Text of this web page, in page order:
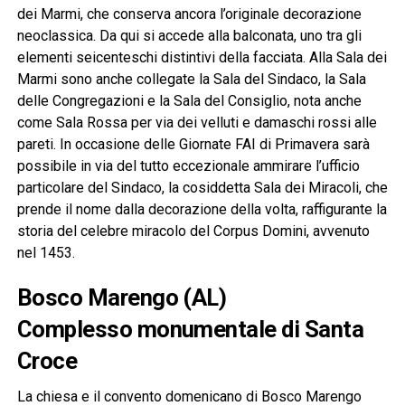
dei Marmi, che conserva ancora l’originale decorazione
neoclassica. Da qui si accede alla balconata, uno tra gli
elementi seicenteschi distintivi della facciata. Alla Sala dei
Marmi sono anche collegate la Sala del Sindaco, la Sala
delle Congregazioni e la Sala del Consiglio, nota anche
come Sala Rossa per via dei velluti e damaschi rossi alle
pareti. In occasione delle Giornate FAI di Primavera sarà
possibile in via del tutto eccezionale ammirare l’ufficio
particolare del Sindaco, la cosiddetta Sala dei Miracoli, che
prende il nome dalla decorazione della volta, raffigurante la
storia del celebre miracolo del Corpus Domini, avvenuto
nel 1453.
Bosco Marengo (AL)
Complesso monumentale di Santa
Croce
La chiesa e il convento domenicano di Bosco Marengo